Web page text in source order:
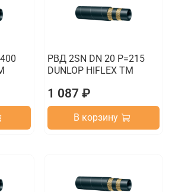
РВД 2SN DN 20 P=215
DUNLOP HIFLEX TM
1 087 ₽
В корзину